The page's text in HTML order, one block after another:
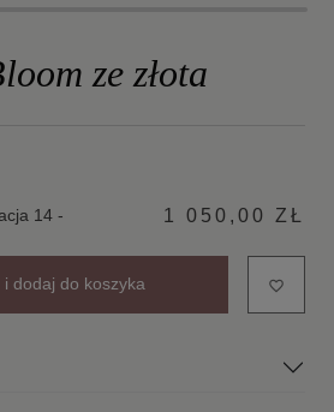
ze złota
14 -
1 050,00 ZŁ
i dodaj do koszyka favorite_border